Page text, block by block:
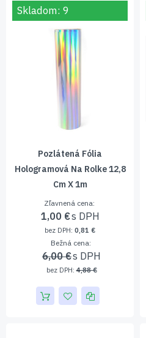
Skladom: 9
Pozlátená Fólia
Hologramová Na Rolke 12,8
Cm X 1m
Zľavnená cena
1,00 €
0,81 €
Bežná cena
6,00 €
4,88 €